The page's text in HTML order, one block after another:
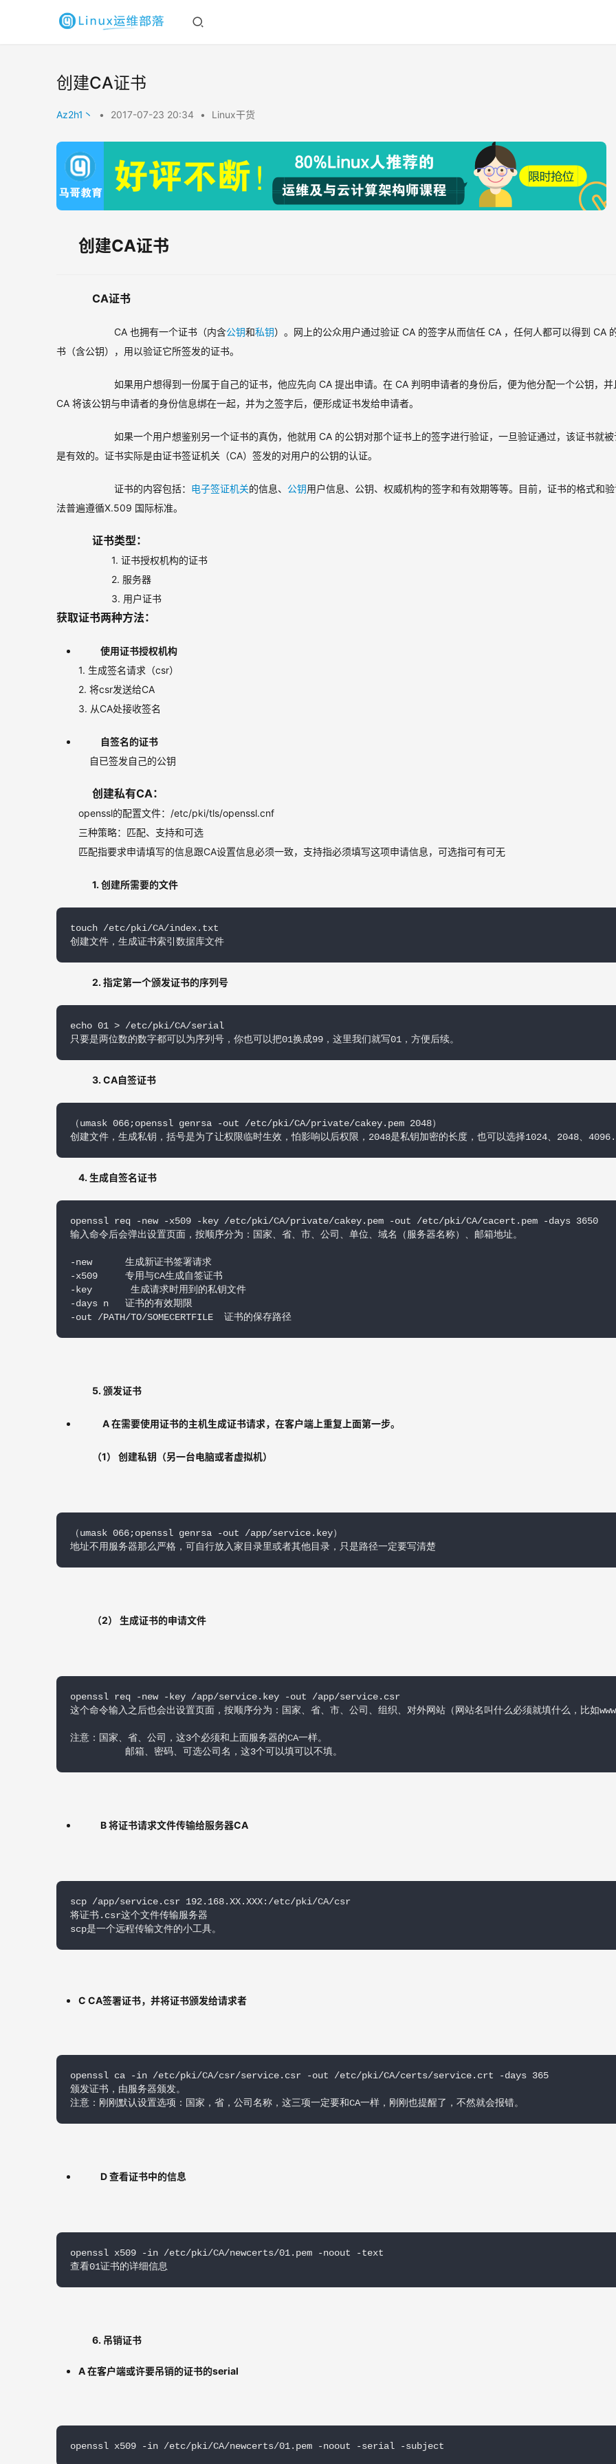
创建CA证书
Az2h1丶 • 2017-07-23 20:34 • Linux干货
创建CA证书
CA证书
CA 也拥有一个证书（内含公钥和私钥）。网上的公众用户通过验证 CA 的签字从而信任 CA ，任何人都可以得到 CA
书（含公钥），用以验证它所签发的证书。
如果用户想得到一份属于自己的证书，他应先向 CA 提出申请。在 CA 判明申请者的身份后，便为他分配一个公钥，并
CA 将该公钥与申请者的身份信息绑在一起，并为之签字后，便形成证书发给申请者。
如果一个用户想鉴别另一个证书的真伪，他就用 CA 的公钥对那个证书上的签字进行验证，一旦验证通过，该证书就
是有效的。证书实际是由证书签证机关（CA）签发的对用户的公钥的认证。
证书的内容包括： 电子签证机关的信息、 公钥用户信息、公钥、权威机构的签字和有效期等等。目前，证书的格式和
法普遍遵循X.509 国际标准。
证书类型：
1. 证书授权机构的证书
2. 服务器
3. 用户证书
获取证书两种方法：
使用证书授权机构
1. 生成签名请求（csr）
2. 将csr发送给CA
3. 从CA处接收签名
自签名的证书
自已签发自己的公钥
创建私有CA：
openssl的配置文件：/etc/pki/tls/openssl.cnf
三种策略：匹配、支持和可选
匹配指要求申请填写的信息跟CA设置信息必须一致，支持指必须填写这项申请信息，可选指可有可无
1. 创建所需要的文件
touch /etc/pki/CA/index.txt
2. 指定第一个颁发证书的序列号
echo 01 > /etc/pki/CA/serial
只要是两位数的数字都可以为序列号，你也可以把01换成99，这里我们就写01，方便后续。
3. CA自签证书
（umask 066;openssl genrsa -out /etc/pki/CA/private/cakey.pem 2048）
创建文件，生成私钥，括号是为了让权限临时生效，怕影响以后权限，2048是私钥加密的长度，也可以选择1024、2048、
4. 生成自签名证书
openssl req -new -x509 -key /etc/pki/CA/private/cakey.pem -out /etc/pki/CA/cacert.pem -days 3650
输入命令后会弹出设置页面，按顺序分为：国家、省、市、公司、单位、域名（服务器名称）、邮箱地址。
-new      生成新证书签署请求
-x509     专用与CA生成自签证书
-key       生成请求时用到的私钥文件
-days n   证书的有效期限
-out /PATH/TO/SOMECERTFILE  证书的保存路径
5. 颁发证书
A 在需要使用证书的主机生成证书请求，在客户端上重复上面第一步。
（1） 创建私钥（另一台电脑或者虚拟机）
（umask 066;openssl genrsa -out /app/service.key）
地址不用服务器那么严格，可自行放入家目录里或者其他目录，只是路径一定要写清楚
（2） 生成证书的申请文件
openssl req -new -key /app/service.key -out /app/service.csr
这个命令输入之后也会出设置页面，按顺序分为：国家、省、市、公司、组织、对外网站（网站名叫什么必须就填什么，比如
注意：国家、省、公司，这3个必须和上面服务器的CA一样。
          邮箱、密码、可选公司名，这3个可以填可以不填。
B 将证书请求文件传输给服务器CA
scp /app/service.csr 192.168.XX.XXX:/etc/pki/CA/csr
将证书.csr这个文件传输服务器
scp是一个远程传输文件的小工具。
C CA签署证书，并将证书颁发给请求者
openssl ca -in /etc/pki/CA/csr/service.csr -out /etc/pki/CA/certs/service.crt -days 365
颁发证书，由服务器颁发。
注意：刚刚默认设置选项：国家，省，公司名称，这三项一定要和CA一样，刚刚也提醒了，不然就会报错。
D 查看证书中的信息
openssl x509 -in /etc/pki/CA/newcerts/01.pem -noout -text
查看01证书的详细信息
6. 吊销证书
A 在客户端或许要吊销的证书的serial
openssl x509 -in /etc/pki/CA/newcerts/01.pem -noout -serial -subject